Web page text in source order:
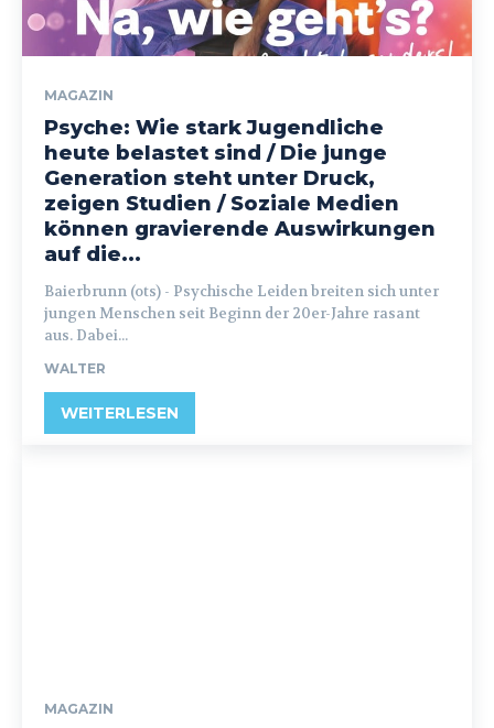
MAGAZIN
Psyche: Wie stark Jugendliche
heute belastet sind / Die junge
Generation steht unter Druck,
zeigen Studien / Soziale Medien
können gravierende Auswirkungen
auf die...
Baierbrunn (ots) - Psychische Leiden breiten sich unter
jungen Menschen seit Beginn der 20er-Jahre rasant
aus. Dabei...
WALTER
WEITERLESEN
MAGAZIN